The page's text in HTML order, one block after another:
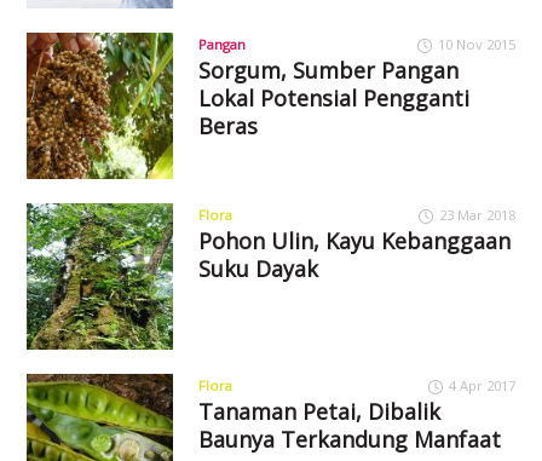
Pangan 10 Nov 2015
Sorgum, Sumber Pangan
Lokal Potensial Pengganti
Beras
Flora 23 Mar 2018
Pohon Ulin, Kayu Kebanggaan
Suku Dayak
Flora 4 Apr 2017
Tanaman Petai, Dibalik
Baunya Terkandung Manfaat